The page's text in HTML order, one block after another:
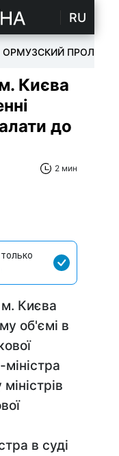
RU
ОРМУЗСКИЙ ПРОЛИВ
Києва
до
2 мин
Києва
об'ємі в
в суді